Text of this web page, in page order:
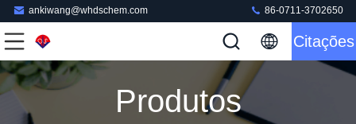
ankiwang@whdschem.com 86-0711-3702650
Citações
Produtos